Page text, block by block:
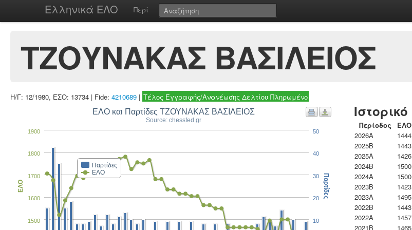
Ελληνικά ΕΛΟ Περί
ΤΖΟΥΝΑΚΑΣ ΒΑΣΙΛΕΙΟΣ
Η/Γ: 12/1980, ΕΣΟ: 13734 | Fide: 4210689 | Τέλος Εγγραφής/Ανανέωσης Δελτίου Πληρωμένο
ΕΛΟ και Παρτίδες ΤΖΟΥΝΑΚΑΣ ΒΑΣΙΛΕΙΟΣ
Source: chessfed.gr
Παρτίδες
ΕΛΟ
1500
1600
1700
1800
1900
ΕΛΟ
10
20
30
40
50
Παρτίδες
Ιστορικό
Περίοδος ΕΛΟ
2026A
1444
2025B
1443
2025A
1426
2024B
1500
2024A
1500
2023B
1423
2023Α
1495
2022B
1443
2022A
1457
2021B
1465